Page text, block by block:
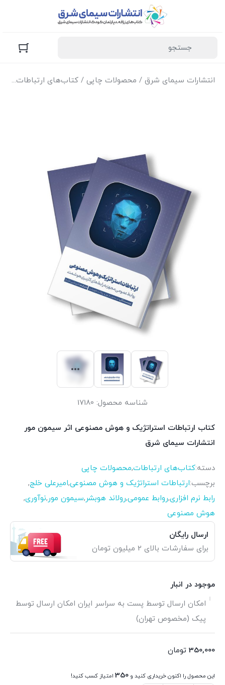
انتشارات سیمای شرق / محصولات چاپی / کتاب‌های ارتباطات/
شناسه محصول: 17180
کتاب ارتباطات استراتژیک و هوش مصنوعی اثر سیمون مور
انتشارات سیمای شرق
دسته:کتاب‌های ارتباطات,محصولات چاپی
برچسب:ارتباطات استراتژیک و هوش مصنوعی,امیرعلی خلج,
رابط نرم افزاری,روابط عمومی,رولاند هوبشر,سیمون مور,نوآوری,
هوش مصنوعی
ارسال رایگان
برای سفارشات بالای 2 میلیون تومان
موجود در انبار
امکان ارسال توسط پست به سراسر ایران امکان ارسال توسط
پیک (مخصوص تهران)
350,000 تومان
این محصول را اکنون خریداری کنید و 350 امتیاز کسب کنید!